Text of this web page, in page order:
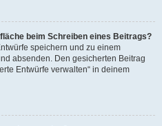
beim Schreiben eines Beitrags?
speichern und zu einem
absenden. Den gesicherten Beitrag
Entwürfe verwalten“ in deinem